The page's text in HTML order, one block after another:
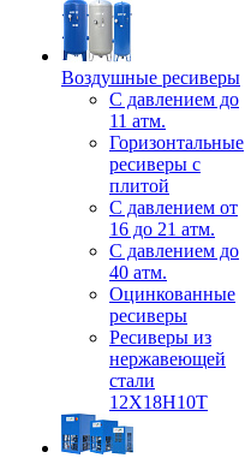
Воздушные ресиверы
С давлением до
11 атм.
Горизонтальные
ресиверы с
плитой
С давлением от
16 до 21 атм.
С давлением до
40 атм.
Оцинкованные
ресиверы
Ресиверы из
нержавеющей
стали
12Х18Н10Т